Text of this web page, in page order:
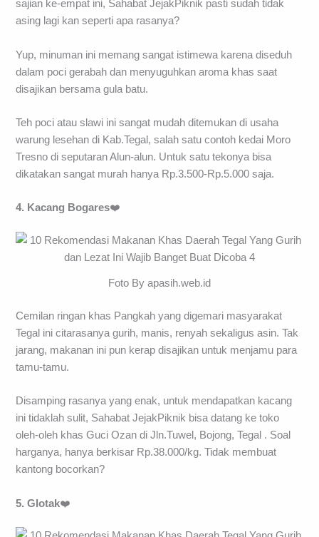
sajian ke-empat ini, Sahabat JejakPiknik pasti sudah tidak
asing lagi kan seperti apa rasanya?
Yup, minuman ini memang sangat istimewa karena diseduh
dalam poci gerabah dan menyuguhkan aroma khas saat
disajikan bersama gula batu.
Teh poci atau slawi ini sangat mudah ditemukan di usaha
warung lesehan di Kab.Tegal, salah satu contoh kedai Moro
Tresno di seputaran Alun-alun. Untuk satu tekonya bisa
dikatakan sangat murah hanya Rp.3.500-Rp.5.000 saja.
4. Kacang Bogares❤️
Foto By apasih.web.id
Cemilan ringan khas Pangkah yang digemari masyarakat
Tegal ini citarasanya gurih, manis, renyah sekaligus asin. Tak
jarang, makanan ini pun kerap disajikan untuk menjamu para
tamu-tamu.
Disamping rasanya yang enak, untuk mendapatkan kacang
ini tidaklah sulit, Sahabat JejakPiknik bisa datang ke toko
oleh-oleh khas Guci Ozan di Jln.Tuwel, Bojong, Tegal . Soal
harganya, hanya berkisar Rp.38.000/kg. Tidak membuat
kantong bocorkan?
5. Glotak❤️